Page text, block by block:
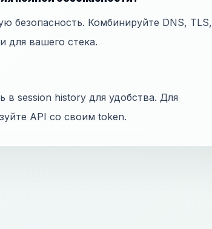
безопасность. Комбинируйте DNS, TLS,
для вашего стека.
session history для удобства. Для
API со своим token.